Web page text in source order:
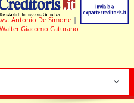
Antonio De Simone |
Giacomo Caturano